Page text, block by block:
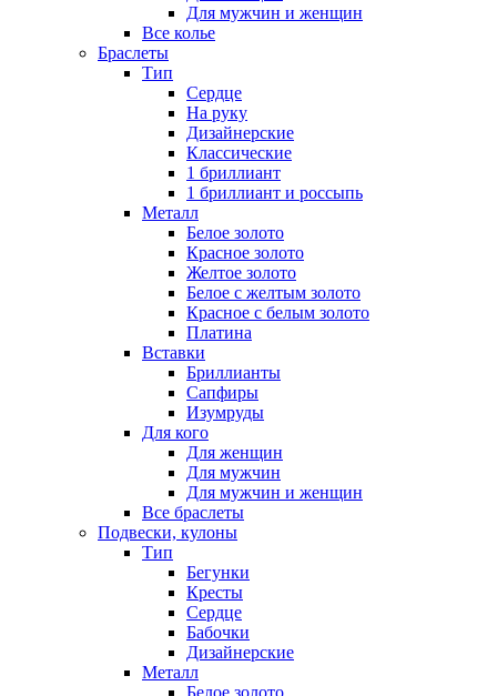
Для мужчин и женщин
Все колье
Браслеты
Тип
Сердце
На руку
Дизайнерские
Классические
1 бриллиант
1 бриллиант и россыпь
Металл
Белое золото
Красное золото
Желтое золото
Белое с желтым золото
Красное с белым золото
Платина
Вставки
Бриллианты
Сапфиры
Изумруды
Для кого
Для женщин
Для мужчин
Для мужчин и женщин
Все браслеты
Подвески, кулоны
Тип
Бегунки
Кресты
Сердце
Бабочки
Дизайнерские
Металл
Белое золото